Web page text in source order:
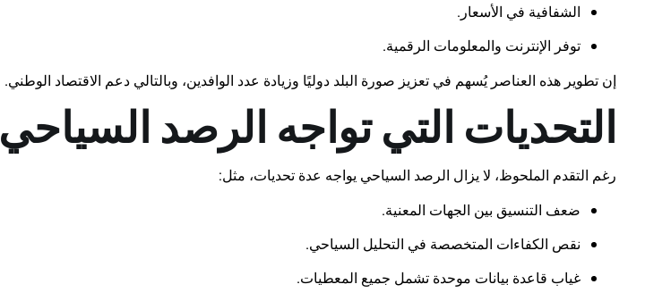
الشفافية في الأسعار.
توفر الإنترنت والمعلومات الرقمية.
إن تطوير هذه العناصر يُسهم في تعزيز صورة البلد دوليًا وزيادة عدد الوافدين، وبالتالي دعم الاقتصاد الوطني.
التحديات التي تواجه الرصد السياحي
رغم التقدم الملحوظ، لا يزال الرصد السياحي يواجه عدة تحديات، مثل:
ضعف التنسيق بين الجهات المعنية.
نقص الكفاءات المتخصصة في التحليل السياحي.
غياب قاعدة بيانات موحدة تشمل جميع المعطيات.